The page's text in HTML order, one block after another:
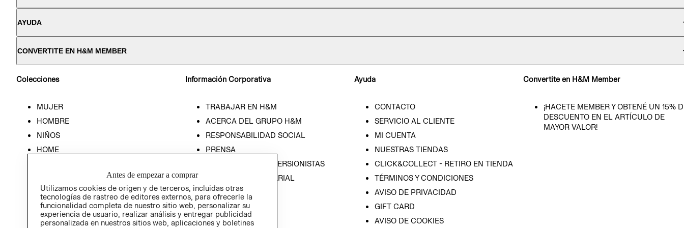
AYUDA
CONVERTITE EN H&M MEMBER
Colecciones
MUJER
HOMBRE
NIÑOS
HOME
Información Corporativa
TRABAJAR EN H&M
ACERCA DEL GRUPO H&M
RESPONSABILIDAD SOCIAL
PRENSA
RELACIÓN CON INVERSIONISTAS
POLÍTICA EMPRESARIAL
Ayuda
CONTACTO
SERVICIO AL CLIENTE
MI CUENTA
NUESTRAS TIENDAS
CLICK&COLLECT - RETIRO EN TIENDA
TÉRMINOS Y CONDICIONES
AVISO DE PRIVACIDAD
GIFT CARD
AVISO DE COOKIES
Convertite en H&M Member
¡HACETE MEMBER Y OBTENÉ UN 15%
DESCUENTO EN EL ARTÍCULO DE
MAYOR VALOR!
Antes de empezar a comprar
Utilizamos cookies de origen y de terceros, incluidas otras
tecnologías de rastreo de editores externos, para ofrecerle la
funcionalidad completa de nuestro sitio web, personalizar su
experiencia de usuario, realizar análisis y entregar publicidad
personalizada en nuestros sitios web, aplicaciones y boletines